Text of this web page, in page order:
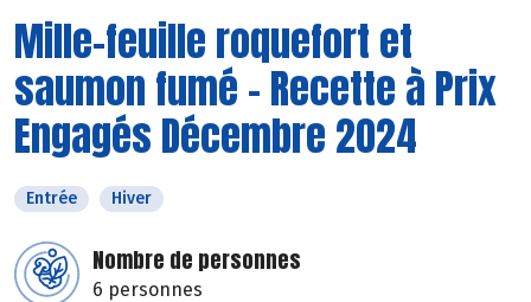
Mille-feuille roquefort et
saumon fumé - Recette à Prix
Engagés Décembre 2024
Entrée Hiver
Nombre de personnes
6 personnes